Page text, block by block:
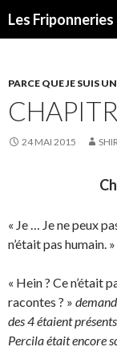
Les Friponneries
PARCE QUE JE SUIS
24 MAI 2015
« Je … Je ne peux
n’était pas humain. »
« Hein ? Ce n’était
racontes ? »
des 4 étaient
Percila était encore